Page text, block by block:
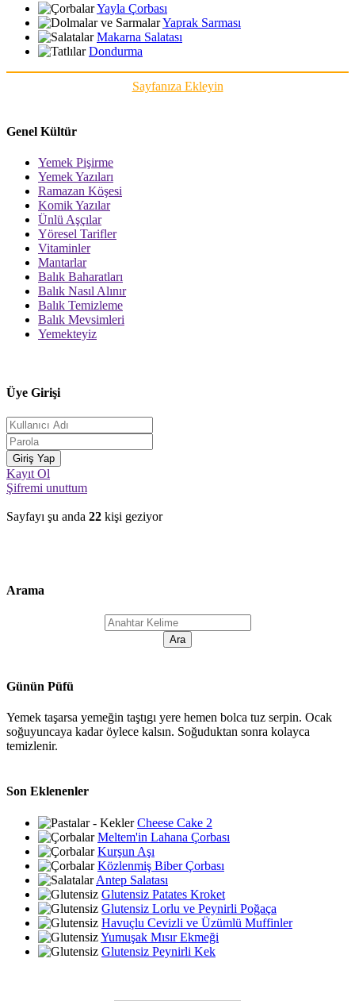
Yayla Çorbası
Yaprak Sarması
Makarna Salatası
Dondurma
Sayfanıza Ekleyin
Genel Kültür
Yemek Pişirme
Yemek Yazıları
Ramazan Köşesi
Komik Yazılar
Ünlü Aşçılar
Yöresel Tarifler
Vitaminler
Mantarlar
Balık Baharatları
Balık Nasıl Alınır
Balık Temizleme
Balık Mevsimleri
Yemekteyiz
Üye Girişi
Kayıt Ol
Şifremi unuttum
Sayfayı şu anda 22 kişi geziyor
Arama
Günün Püfü
Yemek taşarsa yemeğin taştıgı yere hemen bolca tuz serpin. Ocak
soğuyuncaya kadar öylece kalsın. Soğuduktan sonra kolayca
temizlenir.
Son Eklenenler
Cheese Cake 2
Meltem'in Lahana Çorbası
Kurşun Aşı
Közlenmiş Biber Çorbası
Antep Salatası
Glutensiz Patates Kroket
Glutensiz Lorlu ve Peynirli Poğaça
Havuçlu Cevizli ve Üzümlü Muffinler
Yumuşak Mısır Ekmeği
Glutensiz Peynirli Kek